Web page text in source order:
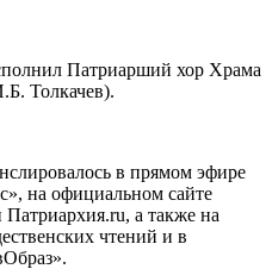
Патриарший хор Храма
Толкачев).
в прямом эфире
на официальном сайте
а также на
чтений и в